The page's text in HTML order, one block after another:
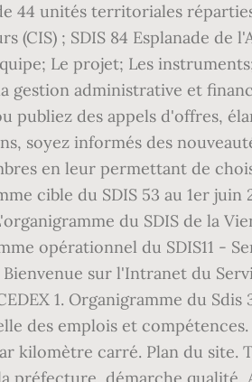
44 unités territoriales
(CIS) ; SDIS 84 Esplanade de
Le projet; Les
gestion administrative et
publiez des appels d'offres,
soyez informés des
en leur permettant de
cible du SDIS 53 au 1er
du SDIS de la
opérationnel du SDIS11 -
sur l'Intranet du
1. Organigramme du
des emplois et
kilomètre carré. Plan du site.